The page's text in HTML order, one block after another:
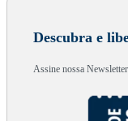
Descubra e
Assine nossa